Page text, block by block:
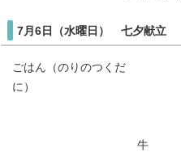
7月6日（水曜日） 七夕献立
ごはん（のりのつくだ
に
牛